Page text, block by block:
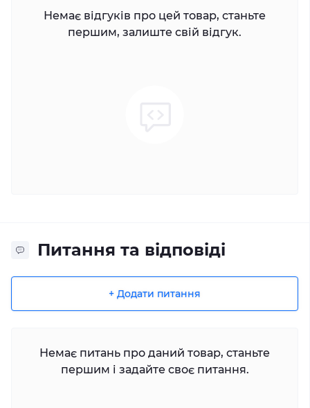
Немає відгуків про цей товар, станьте
першим, залиште свій відгук.
Питання та відповіді
+ Додати питання
Немає питань про даний товар, станьте
першим і задайте своє питання.